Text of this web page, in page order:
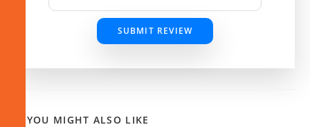
SUBMIT REVIEW
YOU MIGHT ALSO LIKE